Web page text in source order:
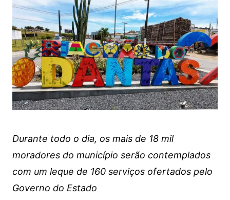
Durante todo o dia, os mais de 18 mil
moradores do município serão contemplados
com um leque de 160 serviços ofertados pelo
Governo do Estado